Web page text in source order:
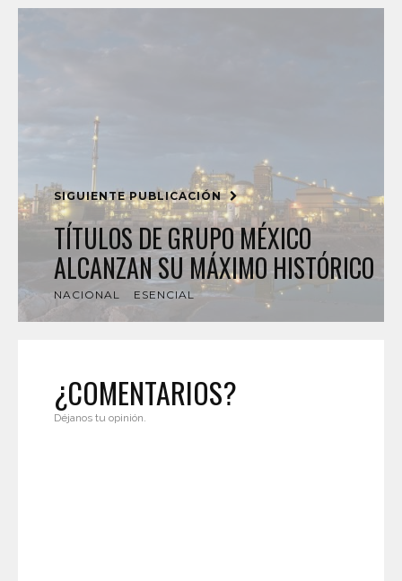
SIGUIENTE PUBLICACIÓN
TÍTULOS DE GRUPO MÉXICO
ALCANZAN SU MÁXIMO HISTÓRICO
NACIONAL ESENCIAL
¿COMENTARIOS?
Déjanos tu opinión.